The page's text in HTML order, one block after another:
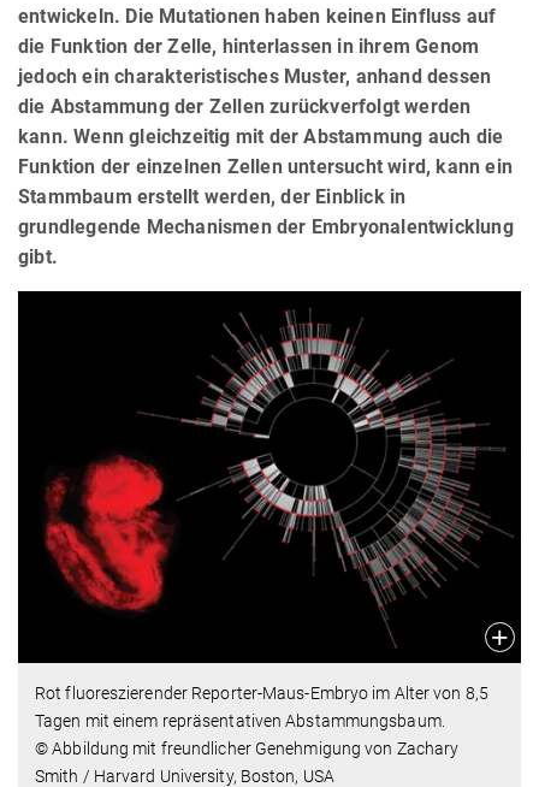
entwickeln. Die Mutationen haben keinen Einfluss auf
die Funktion der Zelle, hinterlassen in ihrem Genom
jedoch ein charakteristisches Muster, anhand dessen
die Abstammung der Zellen zurückverfolgt werden
kann. Wenn gleichzeitig mit der Abstammung auch die
Funktion der einzelnen Zellen untersucht wird, kann ein
Stammbaum erstellt werden, der Einblick in
grundlegende Mechanismen der Embryonalentwicklung
gibt.
Rot fluoreszierender Reporter-Maus-Embryo im Alter von 8,5
Tagen mit einem repräsentativen Abstammungsbaum.
© Abbildung mit freundlicher Genehmigung von Zachary
Smith / Harvard University, Boston, USA